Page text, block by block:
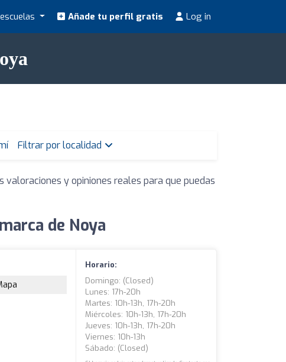
Añade tu perfil gratis Log in
Filtrar por localidad
valoraciones y opiniones reales para que puedas
de Noya
Horario:
Domingo: (closed)
Lunes: 17h-20h
Martes: 10h-13h, 17h-20h
Miércoles: 10h-13h, 17h-20h
Jueves: 10h-13h, 17h-20h
Viernes: 10h-13h
Sábado: (closed)